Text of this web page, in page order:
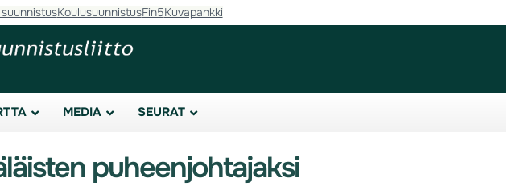
KoulusuunnistusFin5Kuvapankki
MEDIA SEURAT
puheenjohtajaksi